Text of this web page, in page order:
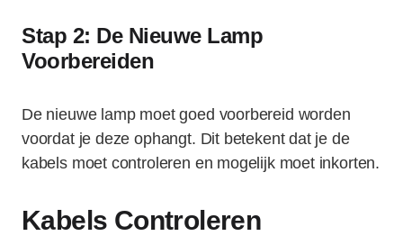
Stap 2: De Nieuwe Lamp
Voorbereiden
De nieuwe lamp moet goed voorbereid worden
voordat je deze ophangt. Dit betekent dat je de
kabels moet controleren en mogelijk moet inkorten.
Kabels Controleren